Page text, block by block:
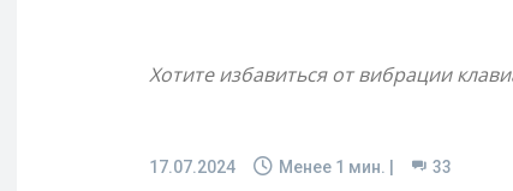
Хотите избавиться от вибрации
17.07.2024 Менее 1 мин. | 33